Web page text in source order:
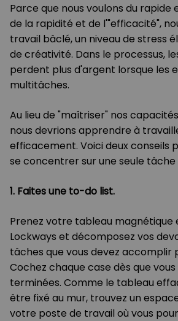
Parce que nous voulons du rapide
de la rapidité et de l'"efficacité",
travail bâclé, un niveau de stress
de créativité. Dans le processus,
perdent plus d'argent lorsque les
multitâches.
Au lieu de "maîtriser" nos
nous devrions apprendre à
efficacement. Voici deux conseils
se concentrer sur une seule tâche
1. Faites une to-do list.
Prenez votre tableau magnétique
Lockways et décomposez vos
tâches que vous devez accomplir
Cochez chaque case dès que vous
terminées. Comme le tableau
être fixé au mur, trouvez un
votre poste de travail où vous